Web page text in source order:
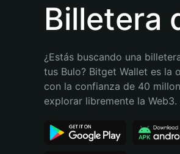
Bahasa Indonesia
Português (Brasil)
Billetera
¿Estás buscando una
tus Bulo? Bitget Wallet es la
con la confianza de 40
explorar libremente la Web3.